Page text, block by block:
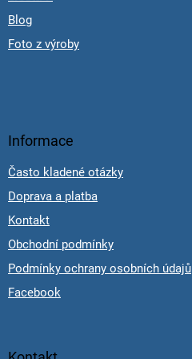
Blog
Foto z výroby
Informace
Často kladené otázky
Doprava a platba
Kontakt
Obchodní podmínky
Podmínky ochrany osobních údajů
Facebook